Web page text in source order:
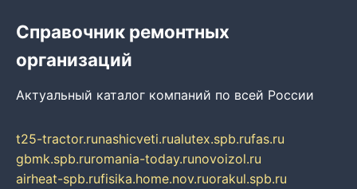
Справочник ремонтных
организаций
Актуальный каталог компаний по всей России
t25-tractor.runashicveti.rualutex.spb.rufas.ru
gbmk.spb.ruromania-today.runovoizol.ru
airheat-spb.rufisika.home.nov.ruorakul.spb.ru